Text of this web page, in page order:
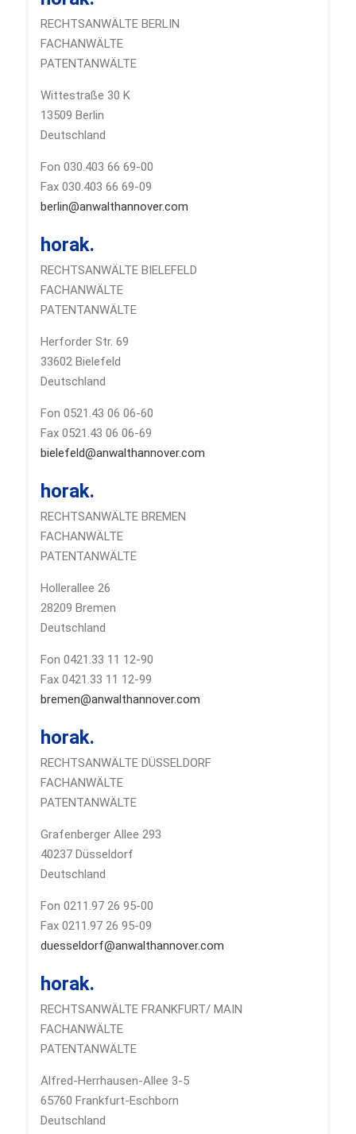
RECHTSANWÄLTE BERLIN
FACHANWÄLTE
PATENTANWÄLTE
Wittestraße 30 K
13509 Berlin
Deutschland
Fon 030.403 66 69-00
Fax 030.403 66 69-09
berlin@anwalthannover.com
horak.
RECHTSANWÄLTE BIELEFELD
FACHANWÄLTE
PATENTANWÄLTE
Herforder Str. 69
33602 Bielefeld
Deutschland
Fon 0521.43 06 06-60
Fax 0521.43 06 06-69
bielefeld@anwalthannover.com
horak.
RECHTSANWÄLTE BREMEN
FACHANWÄLTE
PATENTANWÄLTE
Hollerallee 26
28209 Bremen
Deutschland
Fon 0421.33 11 12-90
Fax 0421.33 11 12-99
bremen@anwalthannover.com
horak.
RECHTSANWÄLTE DÜSSELDORF
FACHANWÄLTE
PATENTANWÄLTE
Grafenberger Allee 293
40237 Düsseldorf
Deutschland
Fon 0211.97 26 95-00
Fax 0211.97 26 95-09
duesseldorf@anwalthannover.com
horak.
RECHTSANWÄLTE FRANKFURT/ MAIN
FACHANWÄLTE
PATENTANWÄLTE
Alfred-Herrhausen-Allee 3-5
65760 Frankfurt-Eschborn
Deutschland